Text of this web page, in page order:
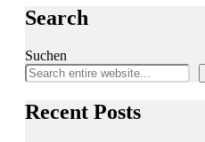
Search
Suchen
Recent Posts